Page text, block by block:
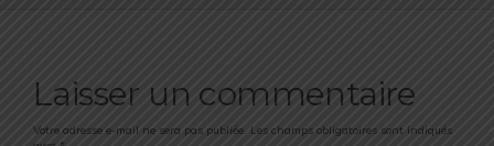
Laisser un commentaire
Votre adresse e-mail ne sera pas publiée. Les champs obligatoires sont indiqués